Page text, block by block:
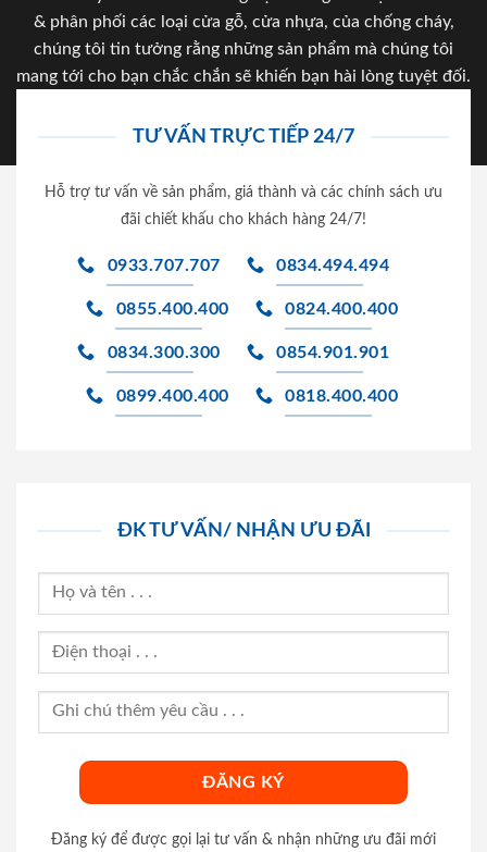
& phân phối các loại cửa gỗ, cửa nhựa, của chống cháy,
chúng tôi tin tưởng rằng những sản phẩm mà chúng tôi
mang tới cho bạn chắc chắn sẽ khiến bạn hài lòng tuyệt đối.
TƯ VẤN TRỰC TIẾP 24/7
Hỗ trợ tư vấn về sản phẩm, giá thành và các chính sách ưu
đãi chiết khấu cho khách hàng 24/7!
0933.707.707 0834.494.494
0855.400.400 0824.400.400
0834.300.300 0854.901.901
0899.400.400 0818.400.400
ĐK TƯ VẤN/ NHẬN ƯU ĐÃI
Đăng ký để được gọi lại tư vấn & nhận những ưu đãi mới